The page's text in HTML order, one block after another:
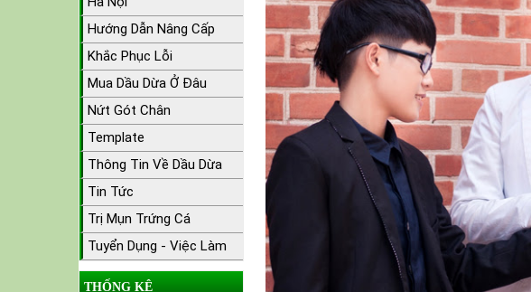
Hướng Dẫn Nâng Cấp
Khắc Phục Lỗi
Mua Dầu Dừa Ở Đâu
Nứt Gót Chân
Template
Thông Tin Về Dầu Dừa
Tin Tức
Trị Mụn Trứng Cá
Tuyển Dụng - Việc Làm
THỐNG KÊ